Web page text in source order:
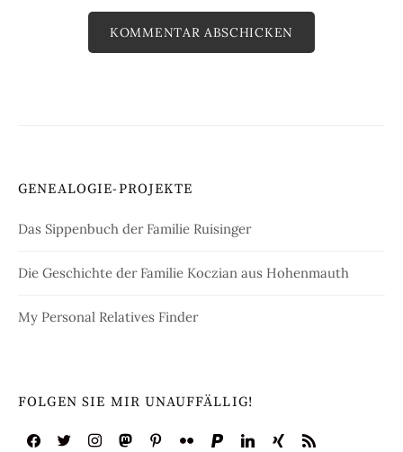
GENEALOGIE-PROJEKTE
Das Sippenbuch der Familie Ruisinger
Die Geschichte der Familie Koczian aus Hohenmauth
My Personal Relatives Finder
FOLGEN SIE MIR UNAUFFÄLLIG!